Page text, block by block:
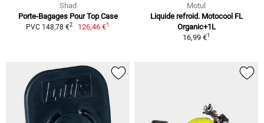
Shad
Porte-Bagages Pour Top Case
PVC 148,78 €2 126,46 €1
Motul
Liquide refroid. Motocool FL
Organic+1L
16,99 €1